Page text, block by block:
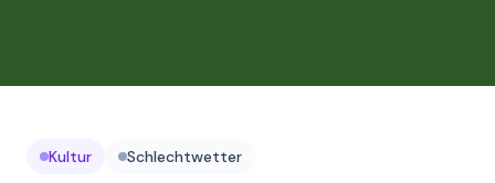
Kultur Schlechtwetter